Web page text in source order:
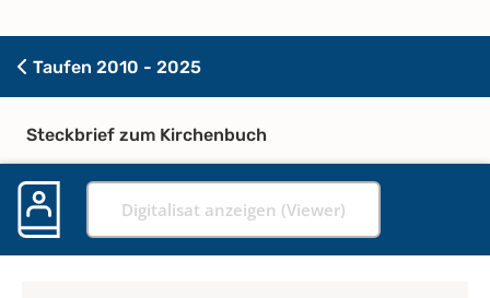
Taufen 2010 - 2025
Steckbrief zum Kirchenbuch
Digitalisat anzeigen (Viewer)